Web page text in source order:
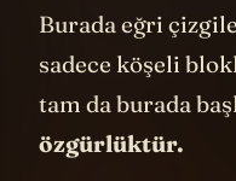
Burada eğri
sadece köşeli
tam da burada
özgürlüktür.